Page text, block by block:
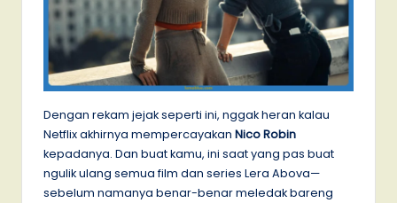
Dengan rekam jejak seperti ini, nggak heran kalau
Netflix akhirnya mempercayakan Nico Robin
kepadanya. Dan buat kamu, ini saat yang pas buat
ngulik ulang semua film dan series Lera Abova—
sebelum namanya benar-benar meledak bareng